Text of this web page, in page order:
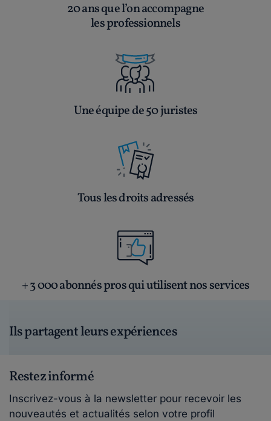
20 ans que l’on accompagne
les professionnels
Une équipe de 50 juristes
Tous les droits adressés
+ 3 000 abonnés pros qui utilisent nos services
Ils partagent leurs expériences
Restez informé
Inscrivez-vous à la newsletter pour recevoir les
nouveautés et actualités selon votre profil